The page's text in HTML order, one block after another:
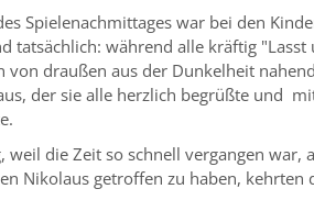
Spielenachmittages war bei den
tatsächlich: während alle kräftig
von draußen aus der Dunkelheit
der sie alle herzlich begrüßte und
weil die Zeit so schnell vergangen war,
Nikolaus getroffen zu haben, kehrten